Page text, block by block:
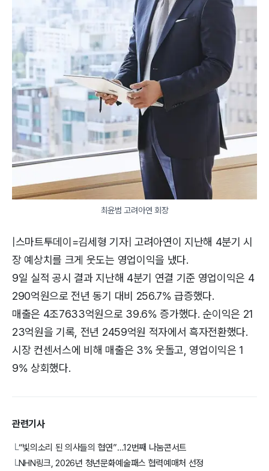
최윤범 고려아연 회장
|스마트투데이=김세형 기자| 고려아연이 지난해 4분기 시
장 예상치를 크게 웃도는 영업이익을 냈다.
9일 실적 공시 결과 지난해 4분기 연결 기준 영업이익은 4
290억원으로 전년 동기 대비 256.7% 급증했다.
매출은 4조7633억원으로 39.6% 증가했다. 순이익은 21
23억원을 기록, 전년 2459억원 적자에서 흑자전환했다.
시장 컨센서스에 비해 매출은 3% 웃돌고, 영업이익은 1
9% 상회했다.
관련기사
└“빛의소리 된 의사들의 협연”…12번째 나눔콘서트
└NHN링크, 2026년 청년문화예술패스 협력예매처 선정